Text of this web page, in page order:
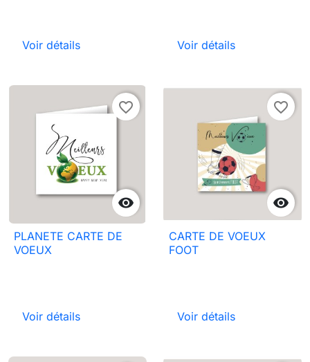
Voir détails Voir détails

favorite_border
PLANETE CARTE DE
VOEUX
Voir détails

favorite_border
CARTE DE VOEUX
FOOT
Voir détails